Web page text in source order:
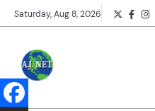
Skip
to
Saturday, Aug 8, 2026 Twitter